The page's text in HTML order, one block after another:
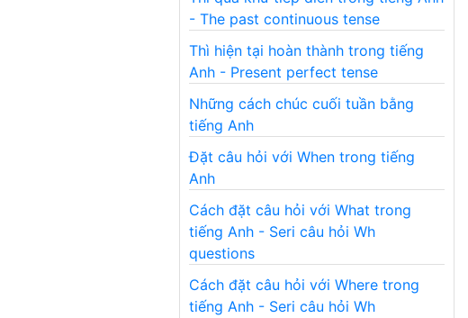
- The past continuous tense
Thì hiện tại hoàn thành trong tiếng
Anh - Present perfect tense
Những cách chúc cuối tuần bằng
tiếng Anh
Đặt câu hỏi với When trong tiếng
Anh
Cách đặt câu hỏi với What trong
tiếng Anh - Seri câu hỏi Wh
questions
Cách đặt câu hỏi với Where trong
tiếng Anh - Seri câu hỏi Wh